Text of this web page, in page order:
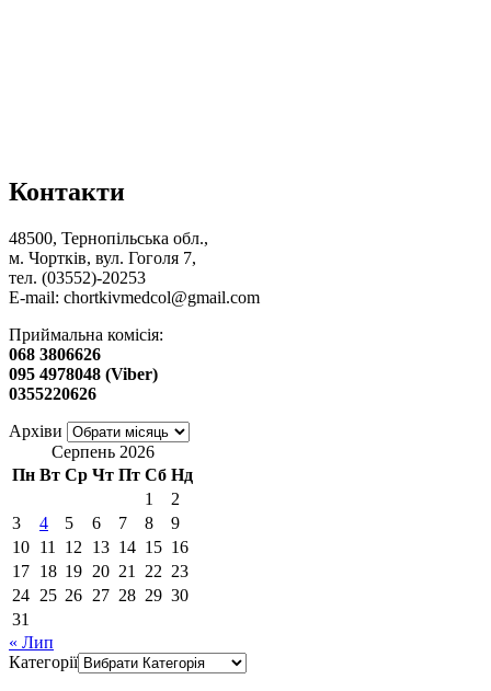
Контакти
48500, Тернопільська обл.,
м. Чортків, вул. Гоголя 7,
тел. (03552)-20253
E-mail: chortkivmedcol@gmail.com
Приймальна комісія:
068 3806626
095 4978048 (Viber)
0355220626
Архіви
Серпень 2026
Пн Вт Ср Чт Пт Сб Нд
1
2
3
4 5 6 7 8
9
10 11 12 13 14 15 16
17 18 19 20 21 22 23
24 25 26 27 28 29 30
31
« Лип
Категорії